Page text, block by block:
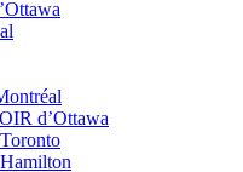
d’Ottawa